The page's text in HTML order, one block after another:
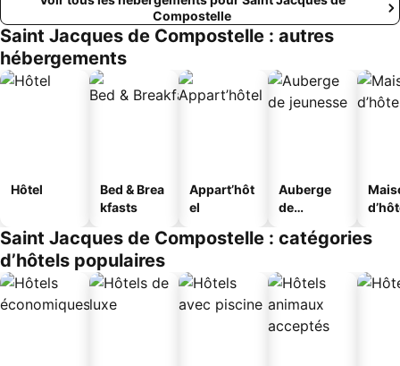
Compostelle
Saint Jacques de Compostelle : autres
hébergements
Hôtel
Bed & Brea
kfasts
Appart’hôt
el
Auberge
de
Saint Jacques de Compostelle : catégories
d’hôtels populaires